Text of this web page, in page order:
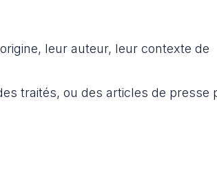
leur auteur, leur contexte de
traités, ou des articles de presse